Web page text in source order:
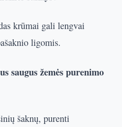
krūmai gali lengvai
ligomis.
saugus žemės purenimo
šaknų, purenti